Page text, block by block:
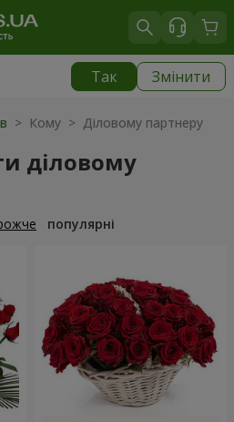
Так Змінити
> Кому > Діловому партнеру
діловому
популярні